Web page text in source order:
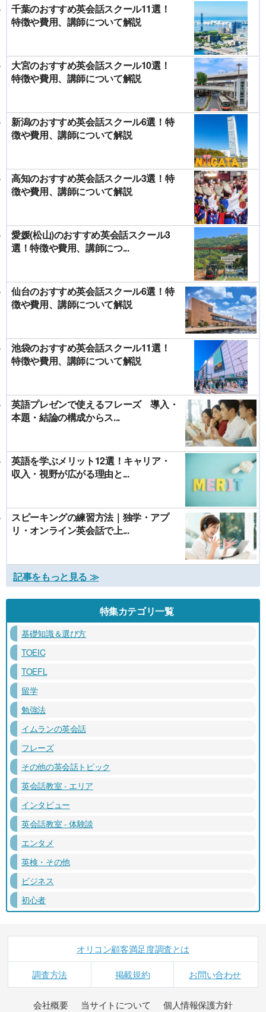
千葉のおすすめ英会話スクール11選！
特徴や費用、講師について解説
大宮のおすすめ英会話スクール10選！
特徴や費用、講師について解説
新潟のおすすめ英会話スクール6選！特
徴や費用、講師について解説
高知のおすすめ英会話スクール3選！特
徴や費用、講師について解説
愛媛(松山)のおすすめ英会話スクール3
選！特徴や費用、講師につ...
仙台のおすすめ英会話スクール6選！特
徴や費用、講師について解説
池袋のおすすめ英会話スクール11選！
特徴や費用、講師について解説
英語プレゼンで使えるフレーズ 導入・
本題・結論の構成からス...
英語を学ぶメリット12選！キャリア・
収入・視野が広がる理由と...
スピーキングの練習方法｜独学・アプ
リ・オンライン英会話で上...
記事をもっと見る ≫
特集カテゴリ一覧
基礎知識＆選び方
TOEIC
TOEFL
留学
勉強法
イムランの英会話
フレーズ
その他の英会話トピック
英会話教室 - エリア
インタビュー
英会話教室 - 体験談
エンタメ
英検・その他
ビジネス
初心者
オリコン顧客満足度調査とは
調査方法 掲載規約 お問い合わせ
会社概要 当サイトについて 個人情報保護方針